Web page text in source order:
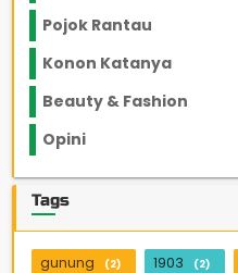
Pojok Rantau
Konon Katanya
Beauty & Fashion
Opini
Tags
gunung (2) 1903 (2)